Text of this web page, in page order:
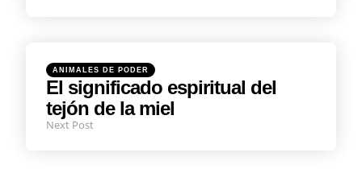
Posted
in
ANIMALES DE PODER
El significado espiritual del
tejón de la miel
Next Post